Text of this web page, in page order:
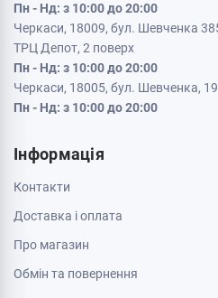
Пн - Нд: з 10:00 до 20:00
Черкаси, 18009, бул. Шевченка
ТРЦ Депот, 2 поверх
Пн - Нд: з 10:00 до 20:00
Черкаси, 18005, бул. Шевченка,
Пн - Нд: з 10:00 до 20:00
Інформація
Контакти
Доставка і оплата
Про магазин
Обмін та повернення